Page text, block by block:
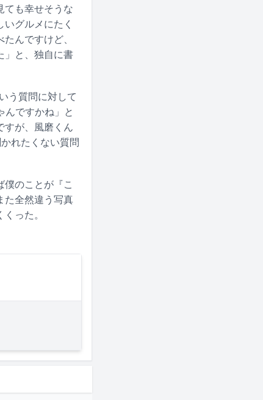
ても幸せそうな
グルメにたく
んですけど、
」と、独自に書
う質問に対して
んですかね」と
すが、風磨くん
れたくない質問
のことが『こ
た全然違う写真
った。